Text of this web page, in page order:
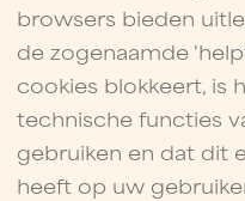
browsers bieden
de zogenaamde
cookies blokkeert, is
technische functies
gebruiken en dat dit
heeft op uw